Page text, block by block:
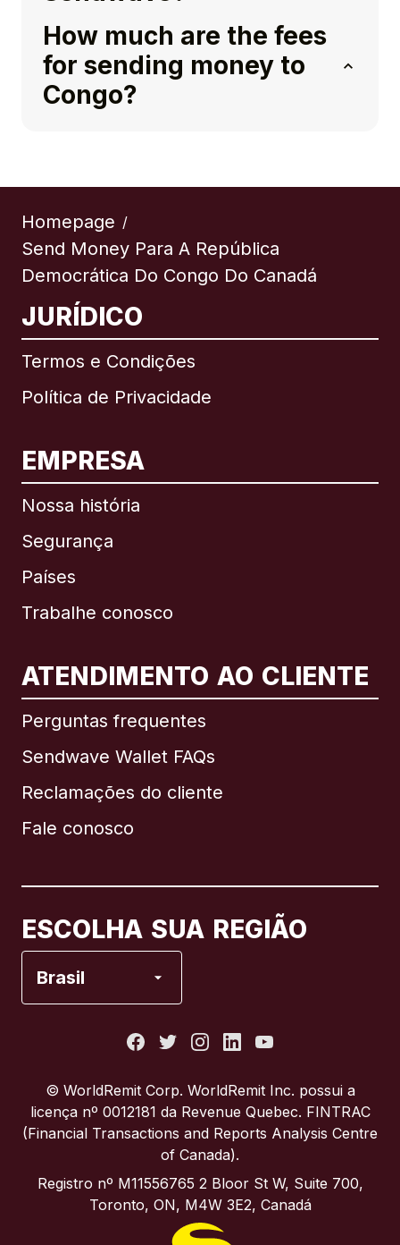
How much are the fees
for sending money to
Congo?
Homepage /
Send Money Para A República
Democrática Do Congo Do Canadá
JURÍDICO
Termos e Condições
Política de Privacidade
EMPRESA
Nossa história
Segurança
Países
Trabalhe conosco
ATENDIMENTO AO CLIENTE
Perguntas frequentes
Sendwave Wallet FAQs
Reclamações do cliente
Fale conosco
ESCOLHA SUA REGIÃO
Brasil
Internacional English
Brasil
Itália
Portugal
Reino Unido
© WorldRemit Corp.‍ WorldRemit Inc. possui a
licença nº 0012181 da Revenue Quebec. FINTRAC
(Financial Transactions and Reports Analysis Centre
of Canada).
Registro nº M11556765 2 Bloor St W, Suite 700,
Toronto, ON, M4W 3E2, Canadá